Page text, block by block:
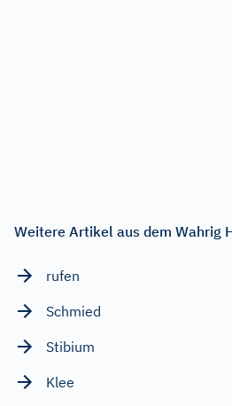
Weitere Artikel aus dem Wahrig
rufen
Schmied
Stibium
Klee